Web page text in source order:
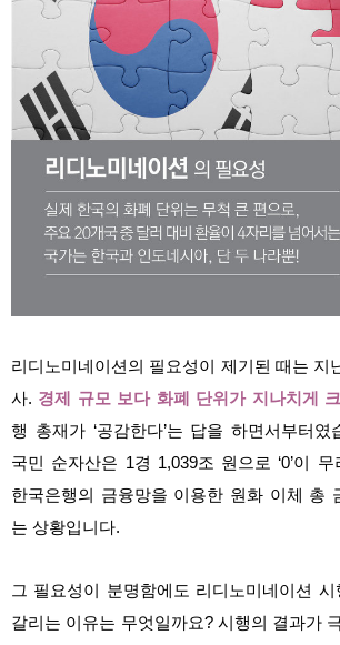
리디노미네이션의 필요성이 제기된 때는 지
사. 경제 규모 보다 화폐 단위가 지나치게
행 총재가 ‘공감한다’는 답을 하면서부터
국민 순자산은 1경 1,039조 원으로 ‘0’이
한국은행의 금융망을 이용한 원화 이체 총
는 상황입니다.
그 필요성이 분명함에도 리디노미네이션
갈리는 이유는 무엇일까요? 시행의 결과가